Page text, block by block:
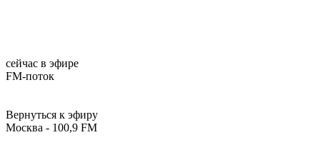
сейчас в эфире
FM-поток
Вернуться к эфиру
Москва - 100,9 FM